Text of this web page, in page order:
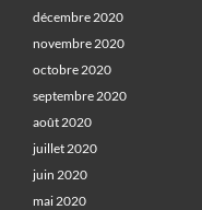
décembre 2020
novembre 2020
octobre 2020
septembre 2020
août 2020
juillet 2020
juin 2020
mai 2020